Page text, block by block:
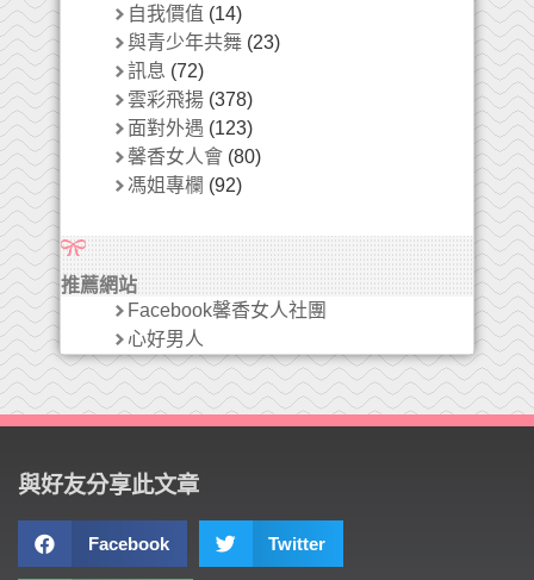
自我價值 (14)
與青少年共舞 (23)
訊息 (72)
雲彩飛揚 (378)
面對外遇 (123)
馨香女人會 (80)
馮姐專欄 (92)
推薦網站
Facebook馨香女人社團
心好男人
與好友分享此文章
Facebook Twitter